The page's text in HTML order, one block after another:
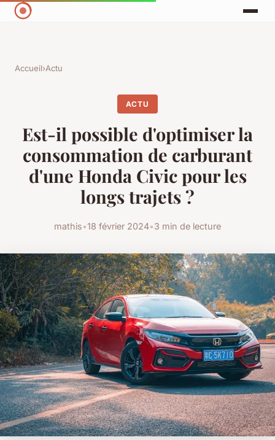
Accueil›Actu
ACTU
Est-il possible d'optimiser la
consommation de carburant
d'une Honda Civic pour les
longs trajets ?
mathis•18 février 2024•3 min de lecture